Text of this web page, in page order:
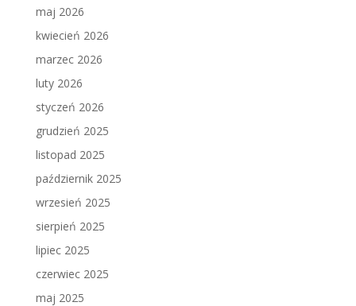
maj 2026
kwiecień 2026
marzec 2026
luty 2026
styczeń 2026
grudzień 2025
listopad 2025
październik 2025
wrzesień 2025
sierpień 2025
lipiec 2025
czerwiec 2025
maj 2025